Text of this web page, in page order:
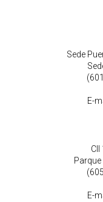
Sede
E-
Cll
E-